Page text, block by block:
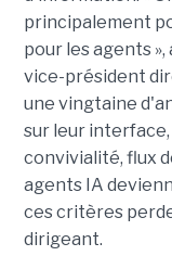
principalement
pour les agents
vice-président
une vingtaine
sur leur
convivialité, flux
agents IA
ces critères
dirigeant.